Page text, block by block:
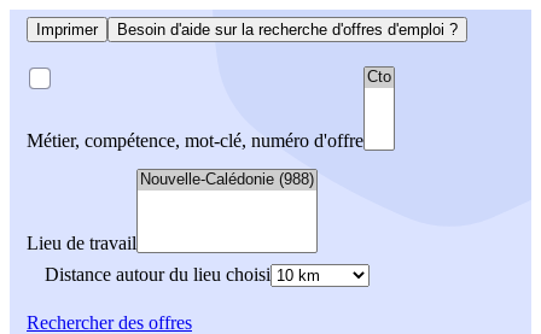
Imprimer Besoin d'aide sur la recherche d'offres d'emploi ?
Métier, compétence, mot-clé, numéro d'offre
Lieu de travail
Distance autour du lieu choisi
Rechercherdes offres